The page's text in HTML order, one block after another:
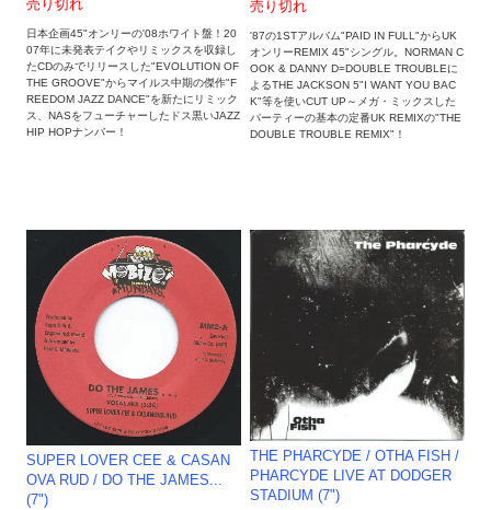
売り切れ
日本企画45"オンリーの'08ホワイト盤！20
07年に未発表テイクやリミックスを収録し
たCDのみでリリースした"EVOLUTION OF
THE GROOVE"からマイルス中期の傑作"F
REEDOM JAZZ DANCE"を新たにリミック
ス、NASをフューチャーしたドス黒いJAZZ
HIP HOPナンバー！
売り切れ
'87の1STアルバム"PAID IN FULL"からUK
オンリーREMIX 45"シングル。NORMAN C
OOK & DANNY D=DOUBLE TROUBLEに
よるTHE JACKSON 5"I WANT YOU BAC
K"等を使いCUT UP～メガ・ミックスした
パーティーの基本の定番UK REMIXの"THE
DOUBLE TROUBLE REMIX"！
SUPER LOVER CEE & CASAN
OVA RUD / DO THE JAMES...
(7")
THE PHARCYDE / OTHA FISH /
PHARCYDE LIVE AT DODGER
STADIUM (7")